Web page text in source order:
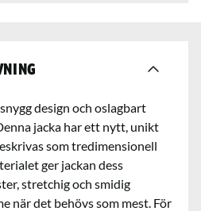
design och oslagbart
jacka har ett nytt, unikt
som tredimensionell
ger jackan dess
stretchig och smidig
när det behövs som mest. För